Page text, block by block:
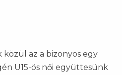
közül az a bizonyos egy
U15-ös női együttesünk